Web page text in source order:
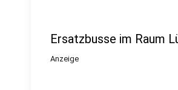
Ersatzbusse im Raum
Anzeige